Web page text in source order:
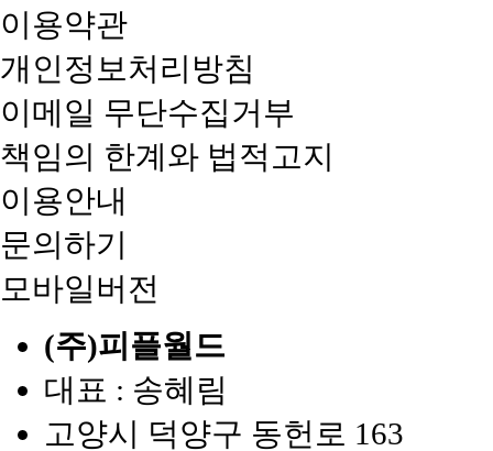
이용약관
개인정보처리방침
이메일 무단수집거부
책임의 한계와 법적고지
이용안내
문의하기
모바일버전
(주)피플월드
대표 : 송혜림
고양시 덕양구 동헌로 163